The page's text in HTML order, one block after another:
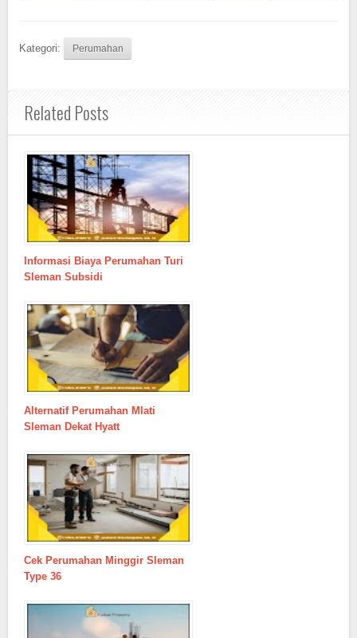
Kategori: Perumahan
Related Posts
Informasi Biaya Perumahan Turi
Sleman Subsidi
Alternatif Perumahan Mlati
Sleman Dekat Hyatt
Cek Perumahan Minggir Sleman
Type 36